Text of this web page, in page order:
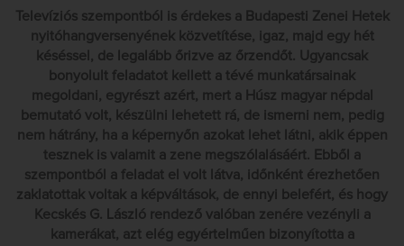
Televíziós szempontból is érdekes a Budapesti Zenei Hetek
nyitóhangversenyének közvetítése, igaz, majd egy hét
késéssel, de legalább őrizve az őrzendőt. Ugyancsak
bonyolult feladatot kellett a tévé munkatársainak
megoldani, egyrészt azért, mert a Húsz magyar népdal
bemutató volt, készülni lehetett rá, de ismerni nem, pedig
nem hátrány, ha a képernyőn azokat lehet látni, akik éppen
tesznek is valamit a zene megszólalásáért. Ebből a
szempontból a feladat el volt látva, időnként érezhetően
zaklatottak voltak a képváltások, de ennyi belefért, és hogy
Kecskés G. László rendező valóban zenére vezényli a
kamerákat, azt elég egyértelműen bizonyította a